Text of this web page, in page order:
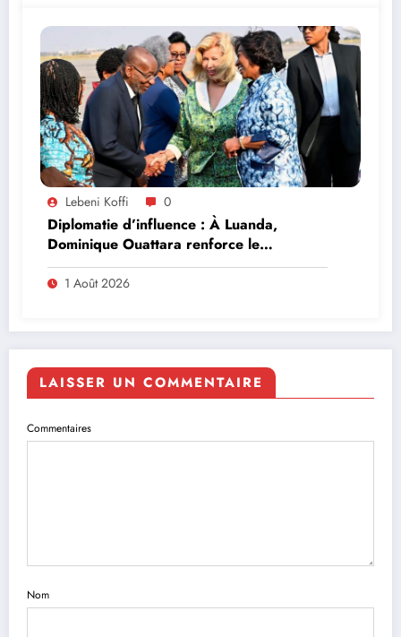
Lebeni Koffi 0
Diplomatie d’influence : À Luanda,
Dominique Ouattara renforce le
leadership solidaire de la Côte d’Ivoire en
Afrique
1 Août 2026
LAISSER UN COMMENTAIRE
Commentaires
Nom